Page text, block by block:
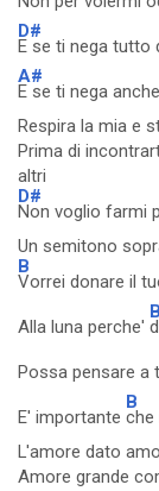
D#
E se ti nega tutto
A#
E se ti nega
Respira la mia e
Prima di
altri
D#
Non voglio farmi
Un semitono
B
Vorrei donare il
Alla luna perche'
B
Possa pensare a
E' importante
B
che
L'amore dato
Amore grande